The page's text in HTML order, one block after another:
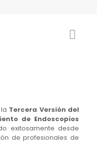
Tercera Versión del
de Endoscopios
exitosamente desde
de profesionales de